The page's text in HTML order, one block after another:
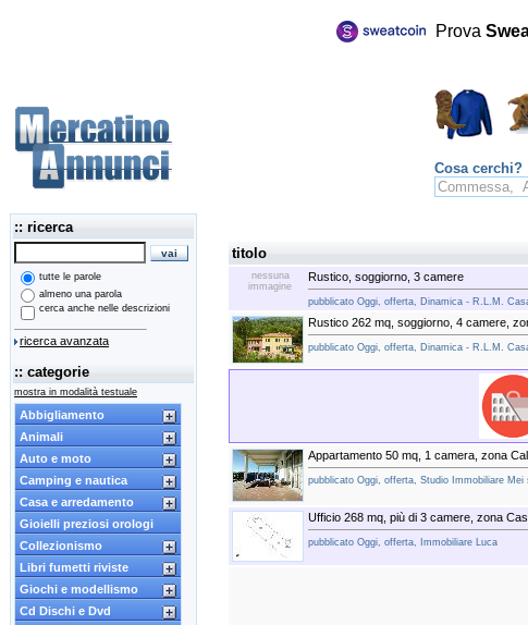
Prova
Cosa cerchi?
:: ricerca
tutte le parole
almeno una parola
cerca anche nelle descrizioni
ricerca avanzata
:: categorie
mostra in modalità testuale
Abbigliamento
Animali
Auto e moto
Camping e nautica
Casa e arredamento
Gioielli preziosi orologi
Collezionismo
Libri fumetti riviste
Giochi e modellismo
Cd Dischi e Dvd
titolo
nessuna
immagine
Rustico, soggiorno, 3 camere
pubblicato Oggi, offerta, Dinamica - R.L.M.
Rustico 262 mq, soggiorno, 4 camere,
pubblicato Oggi, offerta, Dinamica - R.L.M.
Appartamento 50 mq, 1 camera, zona
pubblicato Oggi, offerta, Studio Immobiliare Mei
Ufficio 268 mq, più di 3 camere, zona
pubblicato Oggi, offerta, Immobiliare Luca